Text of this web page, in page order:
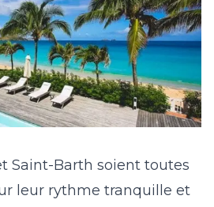
Saint-Barth soient toutes
leur rythme tranquille et